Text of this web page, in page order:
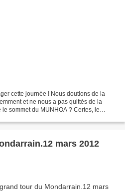
cette journée ! Nous doutions de la
et ne nous a pas quittés de la
sommet du MUNHOA ? Certes, le
mars 2012